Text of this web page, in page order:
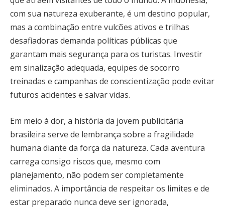
com sua natureza exuberante, é um destino popular,
mas a combinação entre vulcões ativos e trilhas
desafiadoras demanda políticas públicas que
garantam mais segurança para os turistas. Investir
em sinalização adequada, equipes de socorro
treinadas e campanhas de conscientização pode evitar
futuros acidentes e salvar vidas.
Em meio à dor, a história da jovem publicitária
brasileira serve de lembrança sobre a fragilidade
humana diante da força da natureza. Cada aventura
carrega consigo riscos que, mesmo com
planejamento, não podem ser completamente
eliminados. A importância de respeitar os limites e de
estar preparado nunca deve ser ignorada,